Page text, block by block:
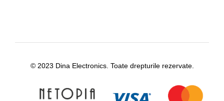
© 2023 Dina Electronics. Toate drepturile rezervate.